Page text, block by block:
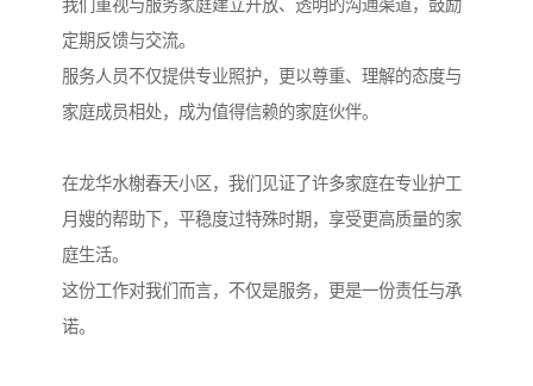
我们重视与服务家庭建立开放、透明的沟通渠道，鼓励
定期反馈与交流。
服务人员不仅提供专业照护，更以尊重、理解的态度与
家庭成员相处，成为值得信赖的家庭伙伴。
在龙华水榭春天小区，我们见证了许多家庭在专业护工
月嫂的帮助下，平稳度过特殊时期，享受更高质量的家
庭生活。
这份工作对我们而言，不仅是服务，更是一份责任与承
诺。